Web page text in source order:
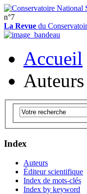
n°7
La Revue du
Accueil
Auteurs
Index
Auteurs
Éditeur scientifique
Index de mots-clés
Index by keyword